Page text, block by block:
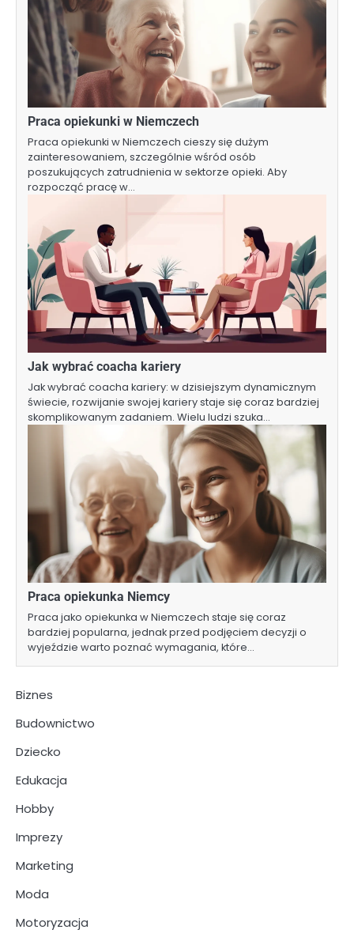
Praca opiekunki w Niemczech
Praca opiekunki w Niemczech cieszy się dużym
zainteresowaniem, szczególnie wśród osób
poszukujących zatrudnienia w sektorze opieki. Aby
rozpocząć pracę w…
Jak wybrać coacha kariery
Jak wybrać coacha kariery: w dzisiejszym dynamicznym
świecie, rozwijanie swojej kariery staje się coraz bardziej
skomplikowanym zadaniem. Wielu ludzi szuka…
Praca opiekunka Niemcy
Praca jako opiekunka w Niemczech staje się coraz
bardziej popularna, jednak przed podjęciem decyzji o
wyjeździe warto poznać wymagania, które…
Biznes
Budownictwo
Dziecko
Edukacja
Hobby
Imprezy
Marketing
Moda
Motoryzacja